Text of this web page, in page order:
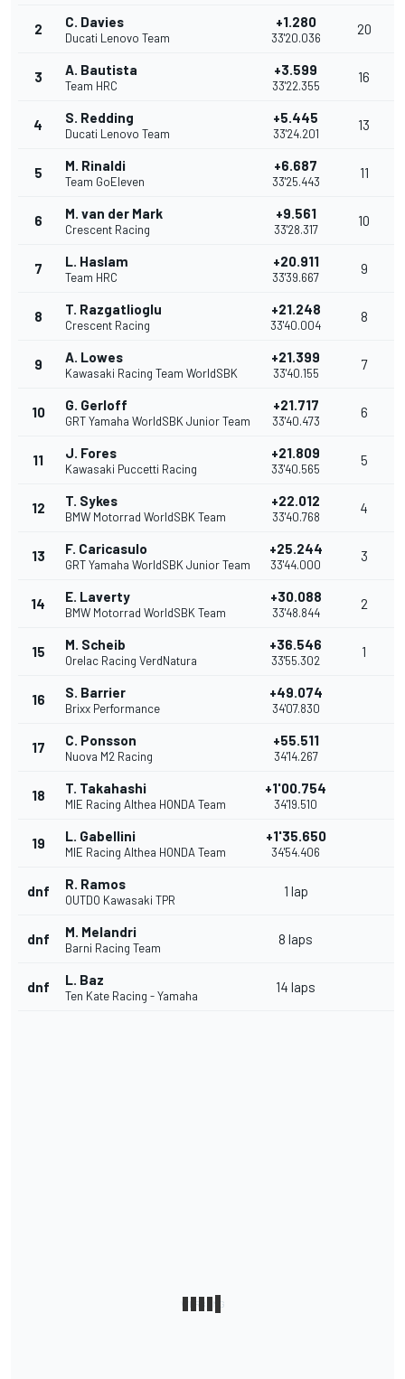
2 C. Davies
Ducati Lenovo Team
+1.280
33'20.036
20
3 A. Bautista
Team HRC
+3.599
33'22.355
16
4 S. Redding
Ducati Lenovo Team
+5.445
33'24.201
13
5 M. Rinaldi
Team GoEleven
+6.687
33'25.443
11
6 M. van der Mark
Crescent Racing
+9.561
33'28.317
10
7 L. Haslam
Team HRC
+20.911
33'39.667
9
8 T. Razgatlioglu
Crescent Racing
+21.248
33'40.004
8
9 A. Lowes
Kawasaki Racing Team WorldSBK
+21.399
33'40.155
7
10 G. Gerloff
GRT Yamaha WorldSBK Junior Team
+21.717
33'40.473
6
11 J. Fores
Kawasaki Puccetti Racing
+21.809
33'40.565
5
12 T. Sykes
BMW Motorrad WorldSBK Team
+22.012
33'40.768
4
13 F. Caricasulo
GRT Yamaha WorldSBK Junior Team
+25.244
33'44.000
3
14 E. Laverty
BMW Motorrad WorldSBK Team
+30.088
33'48.844
2
15 M. Scheib
Orelac Racing VerdNatura
+36.546
33'55.302
1
16 S. Barrier
Brixx Performance
+49.074
34'07.830
17 C. Ponsson
Nuova M2 Racing
+55.511
34'14.267
18 T. Takahashi
MIE Racing Althea HONDA Team
+1'00.754
34'19.510
19 L. Gabellini
MIE Racing Althea HONDA Team
+1'35.650
34'54.406
dnf R. Ramos
OUTDO Kawasaki TPR
1 lap
dnf M. Melandri
Barni Racing Team
8 laps
dnf L. Baz
Ten Kate Racing - Yamaha
14 laps